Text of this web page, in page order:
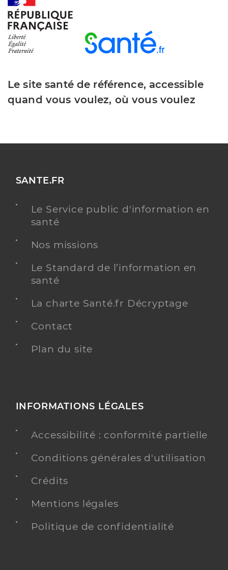
Le site santé de référence, accessible
quand vous voulez, où vous voulez
SANTE.FR
Le Service public d'information en
santé
Nos missions
Le Standard de l’information en
santé
La charte Santé.fr Décryptage
Contact
Plan du site
INFORMATIONS LÉGALES
Accessibilité : conformité partielle
Conditions générales d'utilisation
Crédits
Mentions légales
Politique de confidentialité